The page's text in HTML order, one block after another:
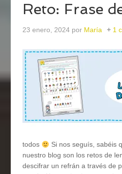
Reto: Frase
23 enero, 2024 por María 1
todos
Si nos seguís, sabéis
nuestro blog son los retos de
descifrar un refrán a través de